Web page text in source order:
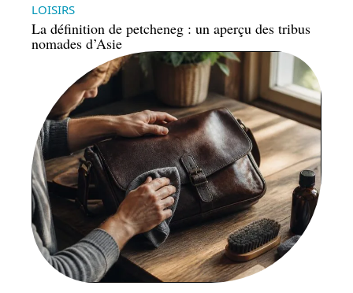
LOISIRS
La définition de petcheneg : un aperçu des tribus
nomades d’Asie